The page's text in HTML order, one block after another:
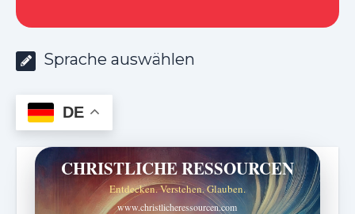
Sprache auswählen
DE
CHRISTLICHE RESSOURCEN
Entdecken. Verstehen. Glauben.
www.christlicheressourcen.com